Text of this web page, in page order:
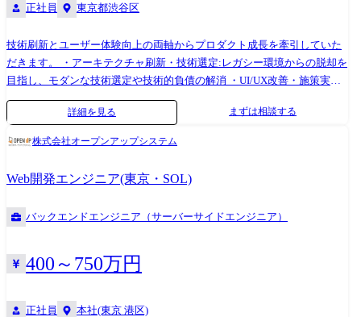
正社員 東京都渋谷区
技術刷新とユーザー体験向上の両軸からプロダクト成長を牽引していた
だきます。 ・アーキテクチャ刷新・技術選定:レガシー環境からの脱却を
目指し、モダンな技術選定や技術的負債の解消 ・UI/UX改善・施策実装:
ディレクターやマーケターと密に連携し、データや仮説に基づいた施策
の実装、およびユーザビリティの高いUI構築 【キャリアパス】 ご志向
性、適正に合わせてスペシャリスト、マネジメントのコース選択をいた
詳細を見る まずは相談する
株式会社オープンアップシステム
Web開発エンジニア(東京・SOL)
バックエンドエンジニア（サーバーサイドエンジニア）
400～750万円
正社員 本社(東京 港区)